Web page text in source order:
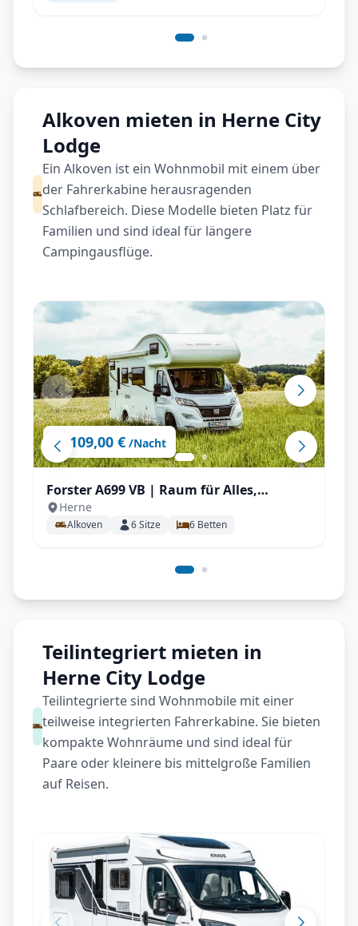
Alkoven mieten in Herne City
Lodge
Ein Alkoven ist ein Wohnmobil mit einem über
der Fahrerkabine herausragenden
Schlafbereich. Diese Modelle bieten Platz für
Familien und sind ideal für längere
Campingausflüge.
ab 109,00 € /Nacht
Forster A699 VB | Raum für Alles,
Stockbetten uvm.
Herne
Alkoven 6Sitze 6 Betten
Teilintegriert mieten in
Herne City Lodge
Teilintegrierte sind Wohnmobile mit einer
teilweise integrierten Fahrerkabine. Sie bieten
kompakte Wohnräume und sind ideal für
Paare oder kleinere bis mittelgroße Familien
auf Reisen.